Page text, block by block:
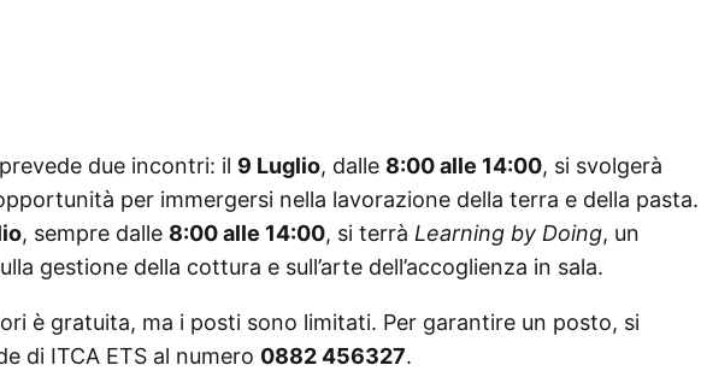
due incontri: il 9 Luglio, dalle 8:00 alle 14:00, si svolgerà
per immergersi nella lavorazione della terra e della pasta.
, sempre dalle 8:00 alle 14:00, si terrà Learning by Doing, un
gestione della cottura e sull’arte dell’accoglienza in sala.
è gratuita, ma i posti sono limitati. Per garantire un posto, si
di ITCA ETS al numero 0882 456327.